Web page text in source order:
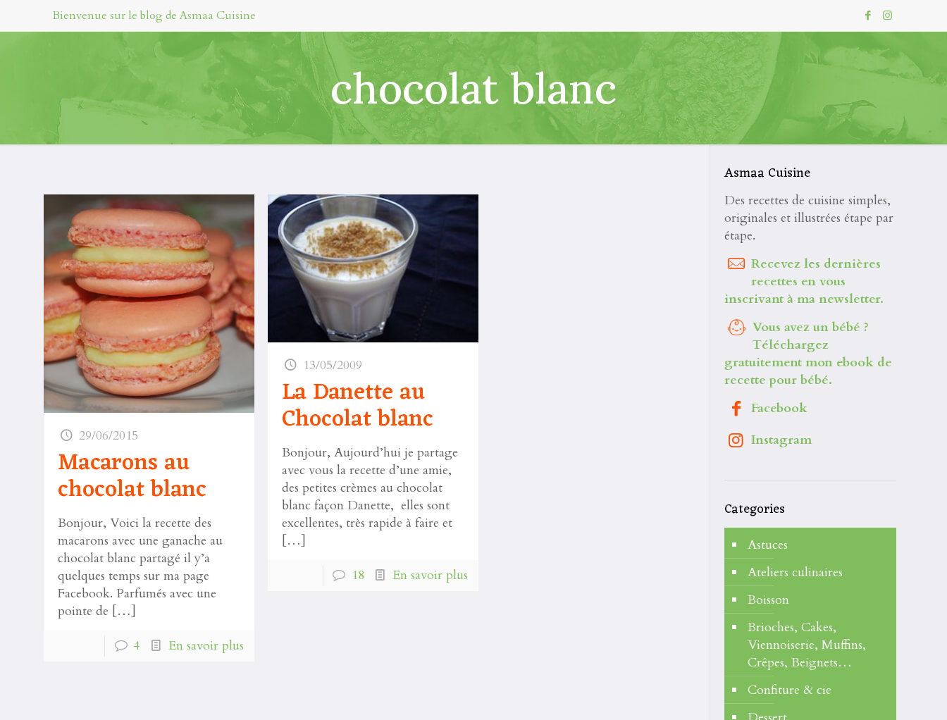
Bienvenue sur le blog de Asmaa Cuisine
chocolat blanc
29/06/2015
Macarons au
chocolat blanc
Bonjour, Voici la recette des
macarons avec une ganache au
chocolat blanc partagé il y’a
quelques temps sur ma page
Facebook. Parfumés avec une
pointe de […]
4
En savoir plus
13/05/2009
La Danette au
Chocolat blanc
Bonjour, Aujourd’hui je partage
avec vous la recette d’une amie,
des petites crèmes au chocolat
blanc façon Danette, elles sont
excellentes, très rapide à faire et
[…]
18
En savoir plus
Asmaa Cuisine
Des recettes de cuisine simples,
originales et illustrées étape par
étape.
Recevez les dernières
recettes en vous
inscrivant à ma newsletter.
Vous avez un bébé ?
Téléchargez
gratuitement mon ebook de
recette pour bébé.
Facebook
Instagram
Categories
Astuces
Ateliers culinaires
Boisson
Brioches, Cakes,
Viennoiserie, Muffins,
Crêpes, Beignets…
Confiture & cie